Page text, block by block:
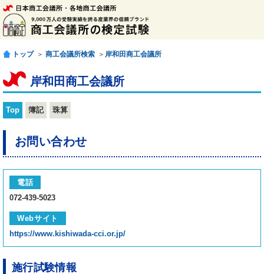
トップ ＞ 商工会議所検索 ＞ 岸和田商工会議所
岸和田商工会議所
Top 簿記 珠算
お問い合わせ
電話
072-439-5023
Webサイト
https://www.kishiwada-cci.or.jp/
施行試験情報